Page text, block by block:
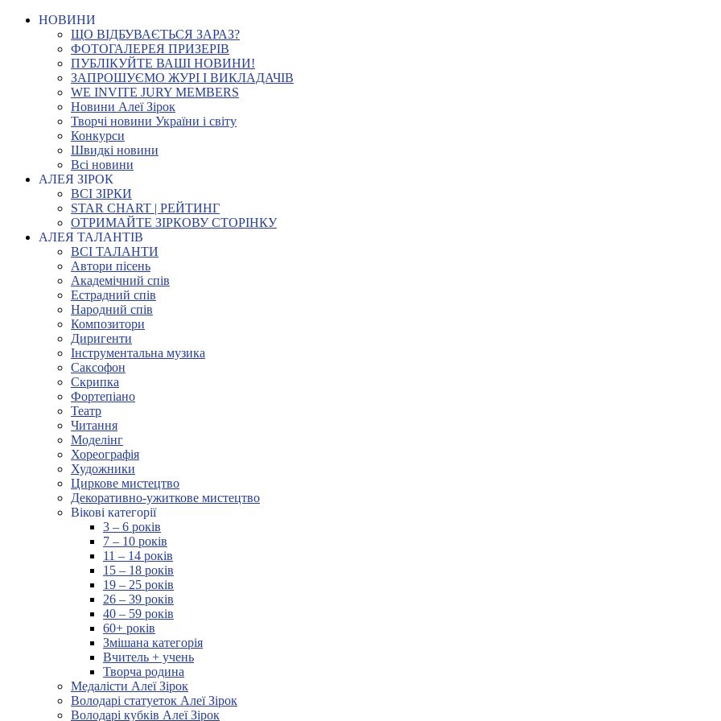
НОВИНИ
ЩО ВІДБУВАЄТЬСЯ ЗАРАЗ?
ФОТОГАЛЕРЕЯ ПРИЗЕРІВ
ПУБЛІКУЙТЕ ВАШІ НОВИНИ!
ЗАПРОШУЄМО ЖУРІ І ВИКЛАДАЧІВ
WE INVITE JURY MEMBERS
Новини Алеї Зірок
Творчі новини України і світу
Конкурси
Швидкі новини
Всі новини
АЛЕЯ ЗІРОК
ВСІ ЗІРКИ
STAR CHART | РЕЙТИНГ
ОТРИМАЙТЕ ЗІРКОВУ СТОРІНКУ
АЛЕЯ ТАЛАНТІВ
ВСІ ТАЛАНТИ
Автори пісень
Академічний спів
Естрадний спів
Народний спів
Композитори
Диригенти
Інструментальна музика
Саксофон
Скрипка
Фортепіано
Театр
Читання
Моделінг
Хореографія
Художники
Циркове мистецтво
Декоративно-ужиткове мистецтво
Вікові категорії
3 – 6 років
7 – 10 років
11 – 14 років
15 – 18 років
19 – 25 років
26 – 39 років
40 – 59 років
60+ років
Змішана категорія
Вчитель + учень
Творча родина
Медалісти Алеї Зірок
Володарі статуеток Алеї Зірок
Володарі кубків Алеї Зірок